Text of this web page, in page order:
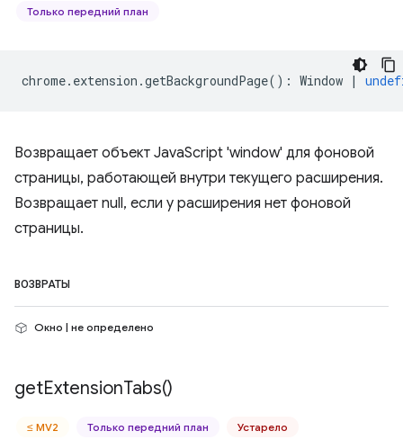
Только передний план
chrome. extension .getBackgroundPage() : Window |
Возвращает объект JavaScript 'window' для фоновой
страницы, работающей внутри текущего расширения.
Возвращает null, если у расширения нет фоновой
страницы.
ВОЗВРАТЫ
Окно | не определено
getExtensionTabs()
≤ MV2 Только передний план Устарело